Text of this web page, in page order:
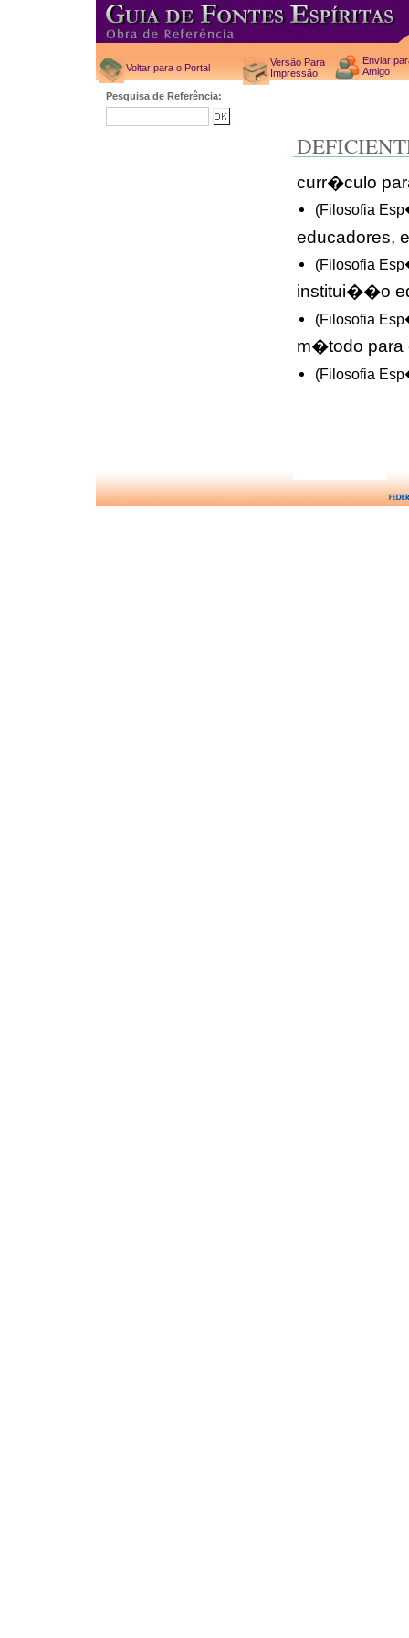
Voltar para o Portal
Versão Para
Impressão
Enviar
Amigo
Pesquisa de Referência:
curr�culo
(Filosofia
educadores,
(Filosofia
institui��o
(Filosofia
m�todo
(Filosofia